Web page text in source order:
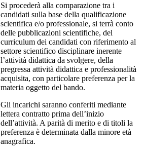
Si procederà alla comparazione tra i
candidati sulla base della qualificazione
scientifica e/o professionale, si terrà conto
delle pubblicazioni scientifiche, del
curriculum dei candidati con riferimento al
settore scientifico disciplinare inerente
l’attività didattica da svolgere, della
pregressa attività didattica e professionalità
acquisita, con particolare preferenza per la
materia oggetto del bando.
Gli incarichi saranno conferiti mediante
lettera contratto prima dell’inizio
dell’attività. A parità di merito e di titoli la
preferenza è determinata dalla minore età
anagrafica.